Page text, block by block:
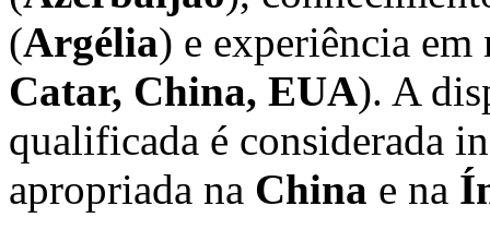
(Argélia) e experiência
Catar, China, EUA). A
qualificada é considerada
apropriada na China e na